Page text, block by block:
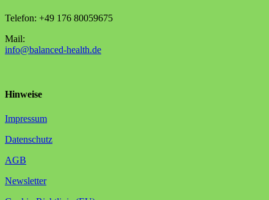
Telefon: +49 176 80059675
Mail:
info@balanced-health.de
Hinweise
Impressum
Datenschutz
AGB
Newsletter